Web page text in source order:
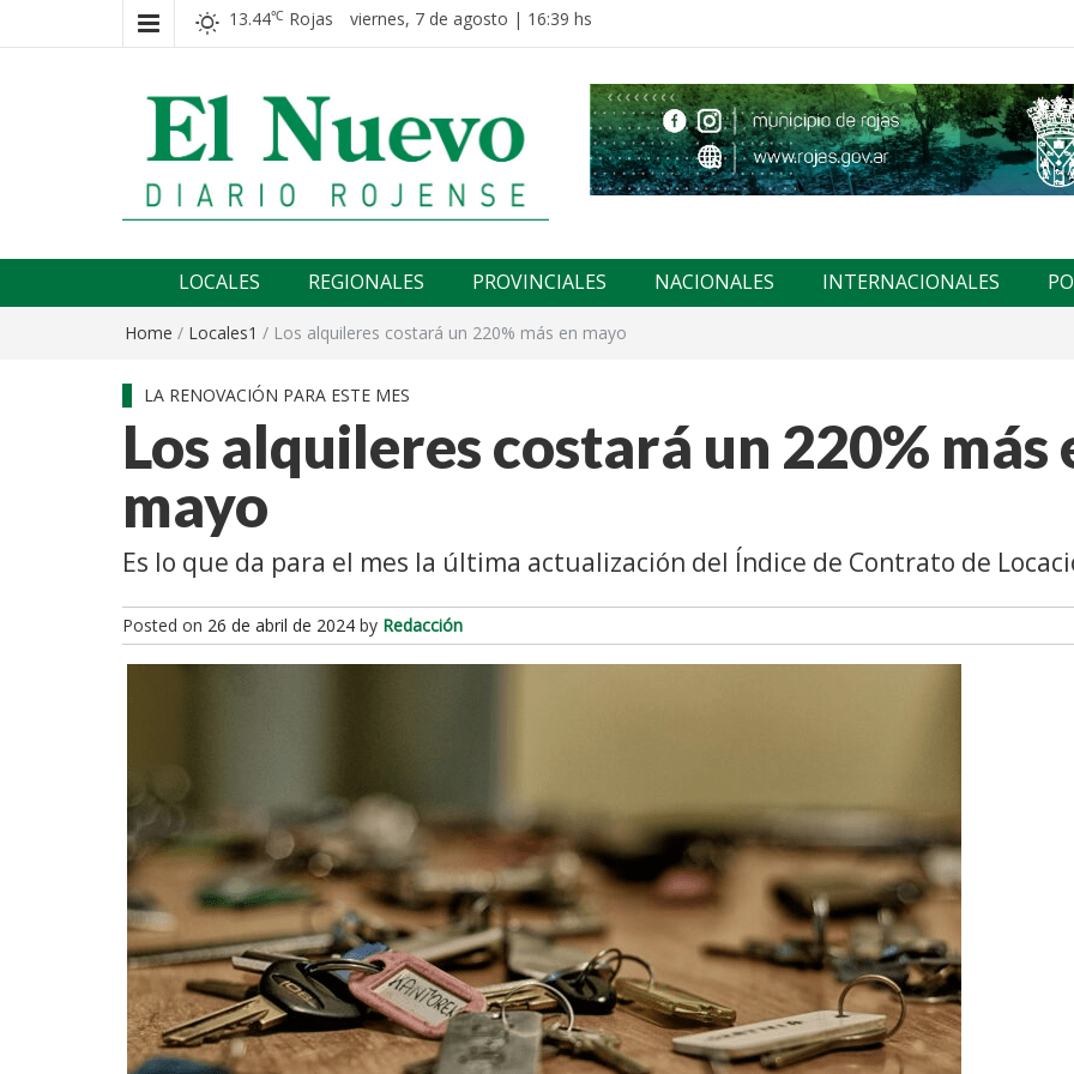
13.44℃ Rojas viernes, 7 de agosto | 16:39 hs
El nuevo rojense
LOCALES REGIONALES PROVINCIALES NACIONALES INTERNACIONALES
Home / Locales1 / Los alquileres costará un 220% más en mayo
LA RENOVACIÓN PARA ESTE MES
Los alquileres costará un 220% más
mayo
Es lo que da para el mes la última actualización del Índice de Contrato de
Posted on 26 de abril de 2024 by Redacción